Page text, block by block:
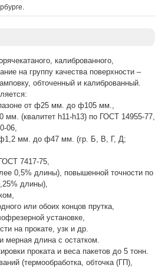
калиброванного,
на группу качества поверхности –
обточенный и калиброванный.
от ф25 мм. до ф105 мм.,
мм. (квалитет h11-h13) по ГОСТ 14955-77,
06,
ф1,2 мм. до ф47 мм. (гр. Б, В, Г, Д;
7417-75,
0,5% длины), повышенной точности по
длины),
или обоих концов прутка,
установке,
на прокате, узк и др.
мерная длина с остатком.
проката и веса пакетов до 5 тонн.
(термообработка, обточка (ГП),